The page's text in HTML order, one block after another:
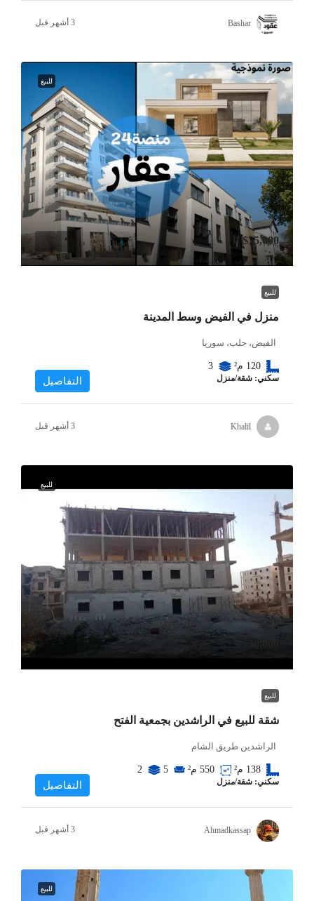
Bashar
للبيع
$75,000
للبيع
منزل في الفيض وسط المدينة
الفيض، حلب، سوريا
120 م² 3
سكني: شقة/منزل التفاصيل
Khalil
للبيع
$38,000
للبيع
شقة للبيع في الراشدين بجمعية الفتح
الراشدين طريق الشام
138 م² 550 م² 5
2
سكني: شقة/منزل التفاصيل
Ahmadkassap
للبيع